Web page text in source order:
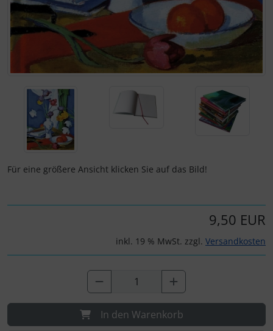
Für eine größere Ansicht klicken Sie auf das Bild!
9,50 EUR
inkl. 19 % MwSt. zzgl. Versandkosten
In den Warenkorb